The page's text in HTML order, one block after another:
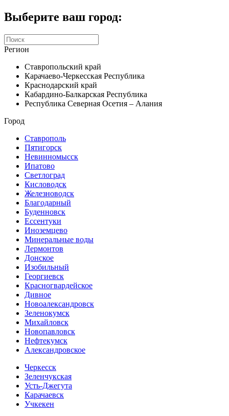
Выберите ваш город:
Регион
Ставропольский край
Карачаево-Черкесская Республика
Краснодарский край
Кабардино-Балкарская Республика
Республика Северная Осетия – Алания
Город
Ставрополь
Пятигорск
Невинномысск
Ипатово
Светлоград
Кисловодск
Железноводск
Благодарный
Буденновск
Ессентуки
Иноземцево
Минеральные воды
Лермонтов
Донское
Изобильный
Георгиевск
Красногвардейское
Дивное
Новоалександровск
Зеленокумск
Михайловск
Новопавловск
Нефтекумск
Александровское
Черкесск
Зеленчукская
Усть-Джегута
Карачаевск
Учкекен